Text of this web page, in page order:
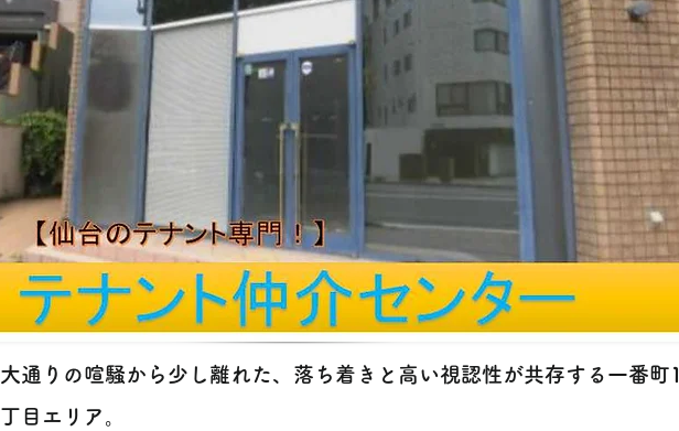
大通りの喧騒から少し離れた、落ち着きと高い視認性が共存する一番町1
丁目エリア。